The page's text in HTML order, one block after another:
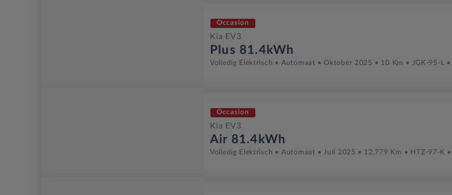
Occasion
Kia EV3
Plus 81.4kWh
Volledig Elektrisch Automaat Oktober 2025 10 Km JGK-95-L
Occasion
Kia EV3
Air 81.4kWh
Volledig Elektrisch Automaat Juli 2025 12,779 Km HTZ-97-K